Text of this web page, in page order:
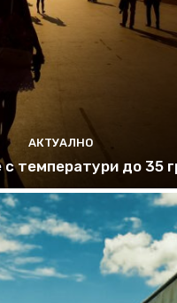
АКТУАЛНО
температури до 35